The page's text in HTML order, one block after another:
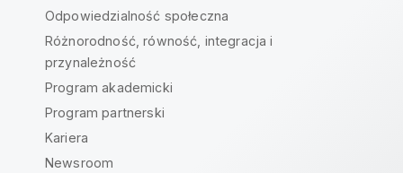
Odpowiedzialność społeczna
Różnorodność, równość, integracja i
przynależność
Program akademicki
Program partnerski
Kariera
Newsroom